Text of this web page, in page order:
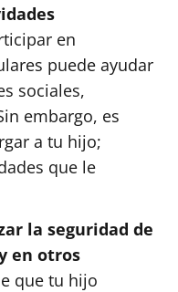
en
puede ayudar
sociales,
embargo, es
a tu hijo;
que le
la seguridad de
en otros
que tu hijo